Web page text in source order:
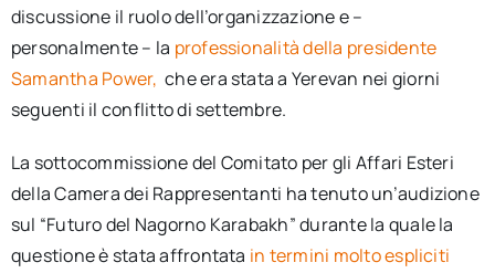
discussione il ruolo dell’organizzazione e –
personalmente – la professionalità della presidente
Samantha Power, che era stata a Yerevan nei giorni
seguenti il conflitto di settembre.
La sottocommissione del Comitato per gli Affari Esteri
della Camera dei Rappresentanti ha tenuto un’audizione
sul “Futuro del Nagorno Karabakh” durante la quale la
questione è stata affrontata in termini molto espliciti